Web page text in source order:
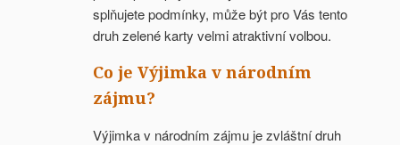
splňujete podmínky, může být pro Vás tento
druh zelené karty velmi atraktivní volbou.
Co je Výjimka v národním
zájmu?
Výjimka v národním zájmu je zvláštní druh